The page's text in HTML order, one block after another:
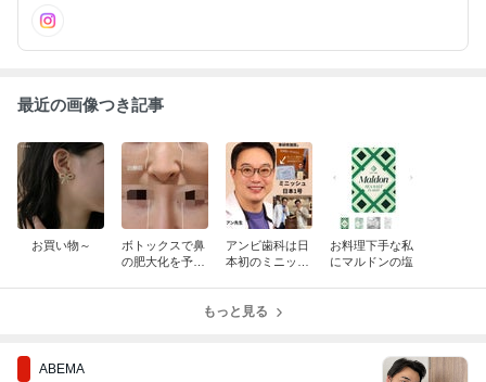
最近の画像つき記事
お買い物～
ボトックスで鼻
の肥大化を予防
アンビ歯科は日
本初のミニッシ
お料理下手な私
にマルドンの塩
もっと見る
ABEMA